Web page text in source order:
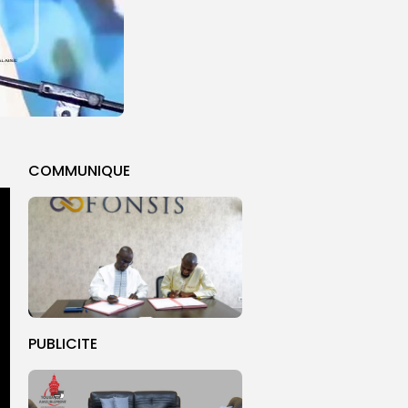
COMMUNIQUE
PUBLICITE